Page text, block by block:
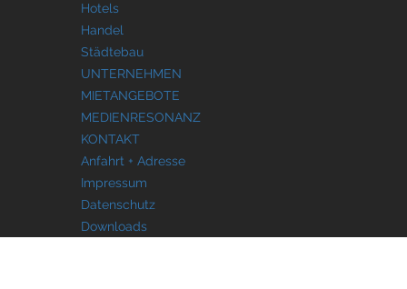
Hotels
Handel
Städtebau
UNTERNEHMEN
MIETANGEBOTE
MEDIENRESONANZ
KONTAKT
Anfahrt + Adresse
Impressum
Datenschutz
Downloads